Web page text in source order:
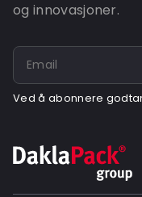
Road Transport: Ja
og innovasjoner.
Ved å abonnere